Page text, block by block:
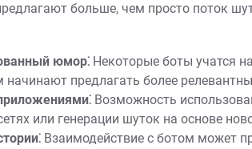
больше, чем просто поток
юмор⁚ Некоторые боты учатся
начинают предлагать более
Возможность
или генерации шуток на основе
Взаимодействие с ботом может